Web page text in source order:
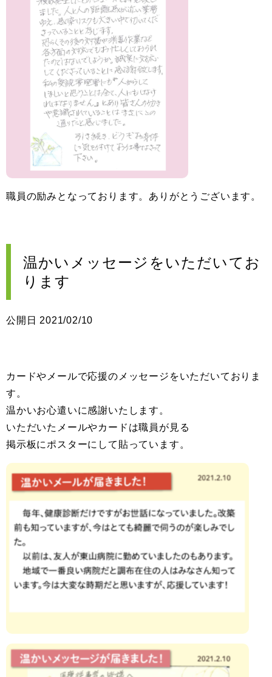
職員の励みとなっております。ありがとうございます。
温かいメッセージをいただいてお
ります
公開日 2021/02/10
カードやメールで応援のメッセージをいただいておりま
す。
温かいお心遣いに感謝いたします。
いただいたメールやカードは職員が見る
掲示板にポスターにして貼っています。